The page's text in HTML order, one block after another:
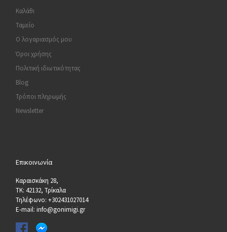
Καλάθι
Ταμείο
Ο λογαριασμός μου
Όροι χρήσης
Πολιτική ιδιωτικότητας
Blog
Τρόποι πληρωμής
Newsletter
Επικοινωνία
Καραισκάκη 28,
ΤΚ: 42132, Τρίκαλα
Τηλέφωνο: +302431027014
E-mail: info@gonimigi.gr